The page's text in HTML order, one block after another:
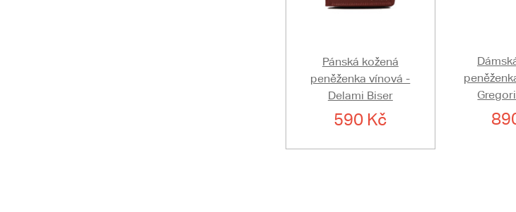
Pánská kožená
peněženka vínová -
Delami Biser
590 Kč